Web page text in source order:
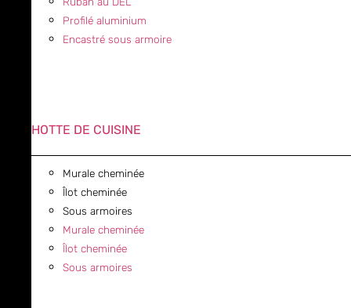
Profilé aluminium
Encastré sous armoire
HOTTE DE CUISINE
Murale cheminée
Îlot cheminée
Sous armoires
Murale cheminée
Îlot cheminée
Sous armoires